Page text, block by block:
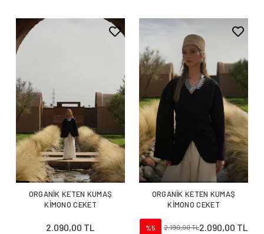
ORGANİK KETEN KUMAŞ
KİMONO CEKET
2.090,00 TL
ORGANİK KETEN KUMAŞ
KİMONO CEKET
%5 2.190,00 TL2.090,00 TL